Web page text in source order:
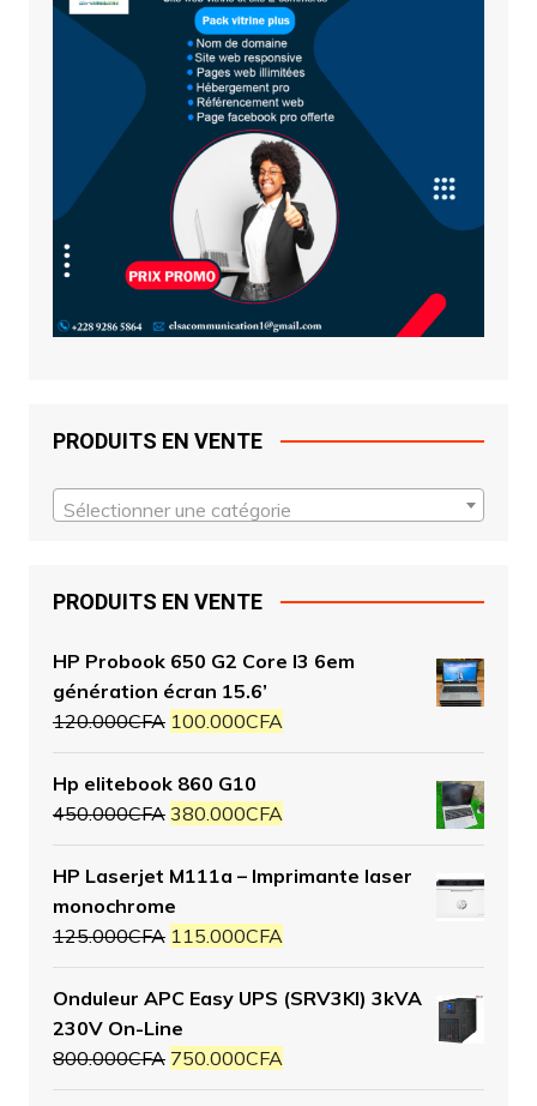
PRODUITS EN VENTE
Sélectionner une catégorie
PRODUITS EN VENTE
HP Probook 650 G2 Core I3 6em
génération écran 15.6’
120.000CFA 100.000CFA
Hp elitebook 860 G10
450.000CFA 380.000CFA
HP Laserjet M111a – Imprimante laser
monochrome
125.000CFA 115.000CFA
Onduleur APC Easy UPS (SRV3KI) 3kVA
230V On-Line
800.000CFA 750.000CFA